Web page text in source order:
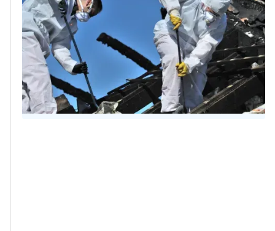
DAMAGE CONTROL -
ENCORE
De groep diversifieerde en trad toe tot de
bouwsector met EnCoRe, en Damage
Control werd opgericht voor
schoonmaakdiensten na rampen.